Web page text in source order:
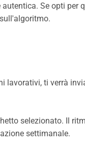
Se opti
lavorativi, ti verrà
selezionato. Il
settimanale.